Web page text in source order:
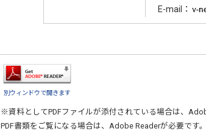
E-mail：
別ウィンドウで開きます
※資料としてPDFファイルが添付されている場合は、
PDF書類をご覧になる場合は、 Adobe Readerが必要です